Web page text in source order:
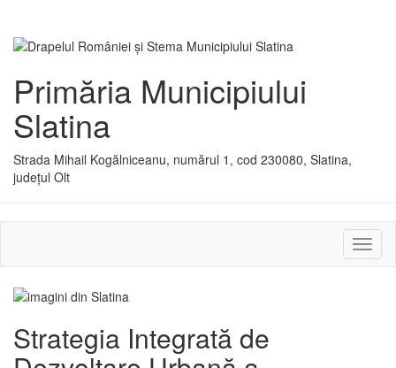
Primăria Municipiului
Slatina
Strada Mihail Kogălniceanu, numărul 1, cod 230080, Slatina,
județul Olt
sau
Strategia Integrată de